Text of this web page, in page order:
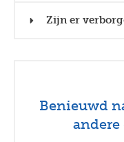
Zijn er
Benieuwd
andere